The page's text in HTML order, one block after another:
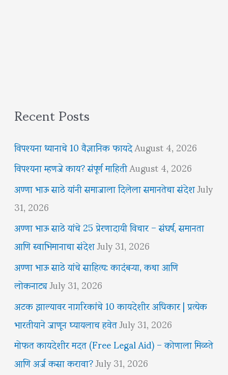
Recent Posts
विपश्यना ध्यानाचे 10 वैज्ञानिक फायदेAugust 4, 2026
विपश्यना म्हणजे काय? संपूर्ण माहितीAugust 4, 2026
अण्णा भाऊ साठे यांनी समाजाला दिलेला समानतेचा संदेशJuly
31, 2026
अण्णा भाऊ साठे यांचे 25 प्रेरणादायी विचार – संघर्ष, समानता
आणि स्वाभिमानाचा संदेशJuly 31, 2026
अण्णा भाऊ साठे यांचे साहित्य: कादंबऱ्या, कथा आणि
लोकनाट्यJuly 31, 2026
अटक झाल्यावर नागरिकांचे 10 कायदेशीर अधिकार | प्रत्येक
भारतीयाने जाणून घ्यायलाच हवेतJuly 31, 2026
मोफत कायदेशीर मदत (Free Legal Aid) – कोणाला मिळते
आणि अर्ज कसा करावा?July 31, 2026